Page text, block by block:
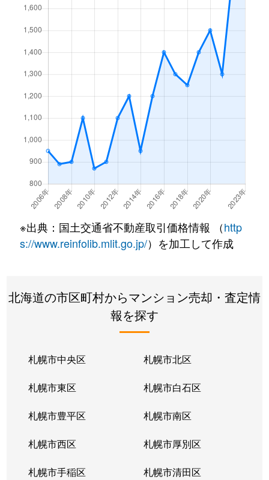
月寒東１条
2,100万円 福住
月寒東１条
福住
月寒東１条
3,400万円 福住
月寒東１条
3,500万円
月寒東１条
800万円
月寒東１条
1,900万円 福住
徒歩
月寒東１条
1,100万円 福住
月寒東２条
640万円 月寒中央
月寒東２条
2,500万円 福住
徒歩
2,800万円
月寒東２条
福住
月寒東２条
福住
月寒東３条
月寒中央
月寒東４条
月寒中央
月寒東４条
南郷7丁目
※出典：国土交通省不動産取引価格情報 （http
s://www.reinfolib.mlit.go.jp/）を加工して作成
北海道の市区町村からマンション売却・査定情
報を探す
札幌市中央区 札幌市北区
札幌市東区 札幌市白石区
札幌市豊平区 札幌市南区
札幌市西区 札幌市厚別区
札幌市手稲区 札幌市清田区